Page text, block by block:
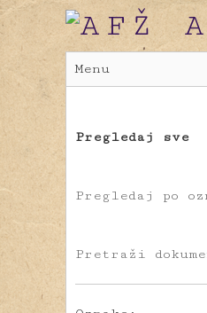
Menu
Pregledaj sve
Pregledaj po
Pretraži